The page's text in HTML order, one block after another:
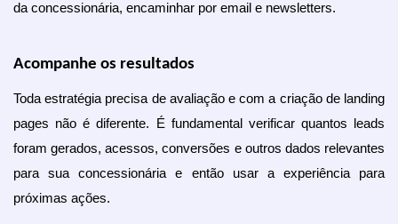
da concessionária, encaminhar por email e newsletters.
Acompanhe os resultados
Toda estratégia precisa de avaliação e com a criação de landing
pages não é diferente. É fundamental verificar quantos leads
foram gerados, acessos, conversões e outros dados relevantes
para sua concessionária e então usar a experiência para
próximas ações.